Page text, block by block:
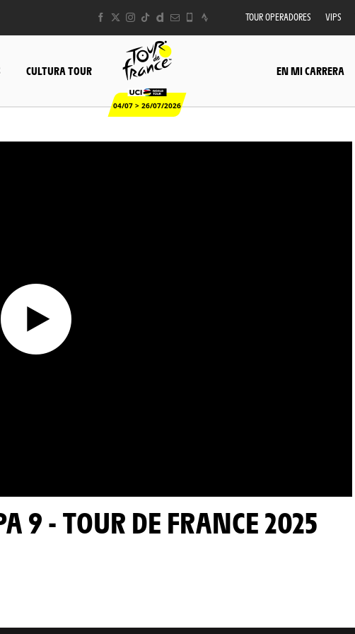
TOUR OPERADORES VIPS
CULTURA TOUR
04/07 > 26/07/2026
EN MI CARRERA
9 - TOUR DE FRANCE 2025